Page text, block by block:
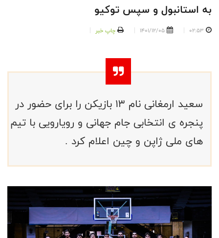
به استانبول و سپس توکیو
02:53
1401/12/05 چاپ خبر
سعید ارمغانی نام ۱۳ بازیکن را برای حضور در
پنجره ی انتخابی جام جهانی و رویارویی با تیم
های ملی ژاپن و چین اعلام کرد .